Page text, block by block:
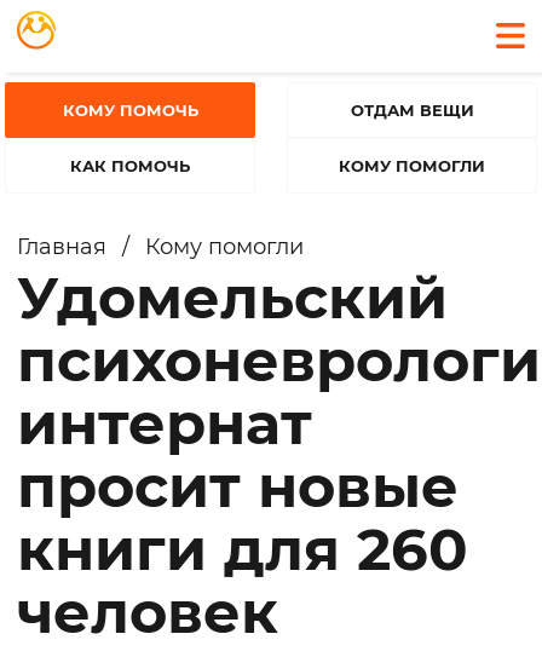
КОМУ ПОМОЧЬ
КАК ПОМОЧЬ
ОТДАМ ВЕЩИ
КОМУ ПОМОГЛИ
Главная / Кому помогли
Удомельский
интернат
просит новые
книги для 260
человек